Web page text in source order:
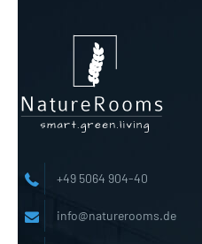
+49 5064 904-40
info@naturerooms.de